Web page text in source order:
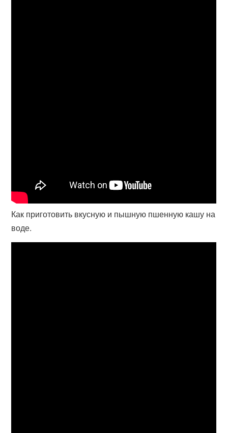
Как приготовить вкусную и пышную пшенную кашу на
воде.